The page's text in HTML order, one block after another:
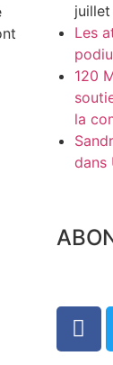
Les
120
la
dans